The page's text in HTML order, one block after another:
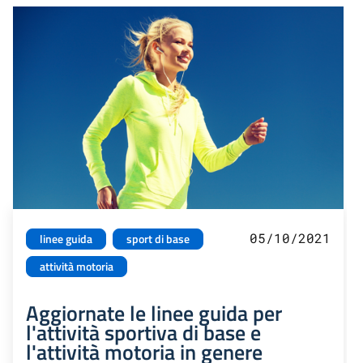
linee guida
sport di base
attività motoria
05/10/2021
Aggiornate le linee guida per
l'attività sportiva di base e
l'attività motoria in genere